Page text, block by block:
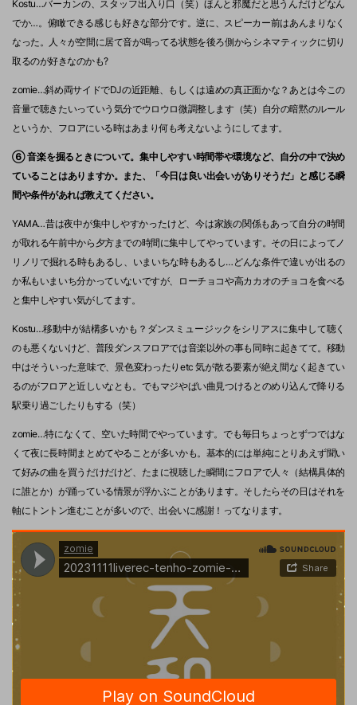
Kostu…バーカンの、スタッフ出入り口（笑）ほんと邪魔だと思うんだけどなん
でか…。俯瞰できる感じも好きな部分です。逆に、スピーカー前はあんまりなく
なった。人々が空間に居て音が鳴ってる状態を後ろ側からシネマティックに切り
取るのが好きなのかも?
zomie…斜め両サイドでDJの近距離、もしくは遠めの真正面かな？あとは今この
音量で聴きたいっていう気分でウロウロ微調整します（笑）自分の暗黙のルール
というか、フロアにいる時はあまり何も考えないようにしてます。
⑥ 音楽を掘るときについて。集中しやすい時間帯や環境など、自分の中で決め
ていることはありますか。また、「今日は良い出会いがありそうだ」と感じる瞬
間や条件があれば教えてください。
YAMA…昔は夜中が集中しやすかったけど、今は家族の関係もあって自分の時間
が取れる午前中から夕方までの時間に集中してやっています。その日によってノ
リノリで掘れる時もあるし、いまいちな時もあるし…どんな条件で違いが出るの
か私もいまいち分かっていないですが、ローチョコや高カカオのチョコを食べる
と集中しやすい気がしてます。
Kostu…移動中が結構多いかも？ダンスミュージックをシリアスに集中して聴く
のも悪くないけど、普段ダンスフロアでは音楽以外の事も同時に起きてて。移動
中はそういった意味で、景色変わったりetc 気が散る要素が絶え間なく起きてい
るのがフロアと近しいなとも。でもマジやばい曲見つけるとのめり込んで降りる
駅乗り過ごしたりもする（笑）
zomie…特になくて、空いた時間でやっています。でも毎日ちょっとずつではな
くて夜に長時間まとめてやることが多いかも。基本的には単純にとりあえず聞い
て好みの曲を買うだけだけど、たまに視聴した瞬間にフロアで人々（結構具体的
に誰とか）が踊っている情景が浮かぶことがあります。そしたらその日はそれを
軸にトントン進むことが多いので、出会いに感謝！ってなります。